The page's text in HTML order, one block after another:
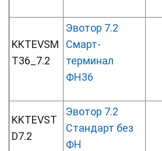
KKTEVSM
T36_7.2
Эвотор 7.2
Смарт-
терминал
ФН36
KKTEVST
D7.2
Эвотор 7.2
Стандарт без
ФН